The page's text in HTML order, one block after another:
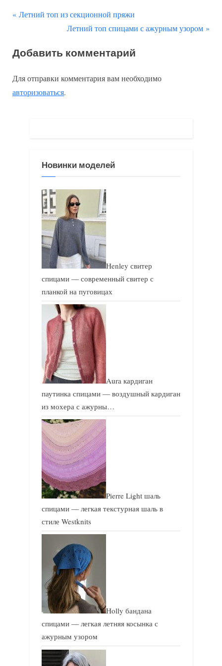
Навигация
записям
П
д
д
у
Летний топ из секционной пряжи
С
е
у
а
и
с
ь
Летний топ спицами с ажурным узором
Добавить комментарий
Для отправки комментария вам необходимо
авторизоваться.
Новинки моделей
Henley свитер
спицами — современный свитер с
планкой на пуговицах
Aura кардиган
паутинка спицами — воздушный кардиган
из мохера с ажурны…
Pierre Light шаль
спицами — легкая текстурная шаль в
стиле Westknits
Holly бандана
спицами — легкая летняя косынка с
ажурным узором